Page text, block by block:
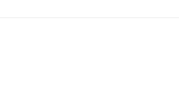
Your essential guide to hassle-free deposits and rapid